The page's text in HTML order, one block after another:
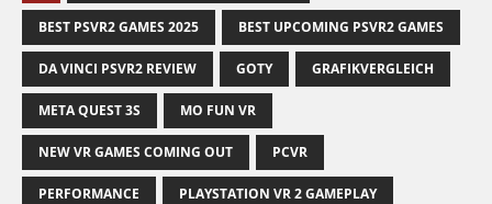
BEST PSVR2 GAMES 2025 BEST UPCOMING PSVR2 GAMES
DA VINCI PSVR2 REVIEW GOTY GRAFIKVERGLEICH
META QUEST 3S MO FUN VR
NEW VR GAMES COMING OUT PCVR
PERFORMANCE PLAYSTATION VR 2 GAMEPLAY